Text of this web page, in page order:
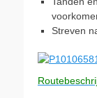
Streven